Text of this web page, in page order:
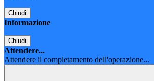
Chiudi
Informazione
Chiudi
Attendere...
Attendere il completamento dell'operazione...